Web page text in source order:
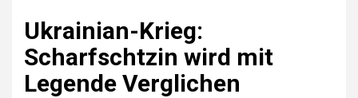
Ukrainian-Krieg:
Scharfschtzin wird mit
Legende Verglichen